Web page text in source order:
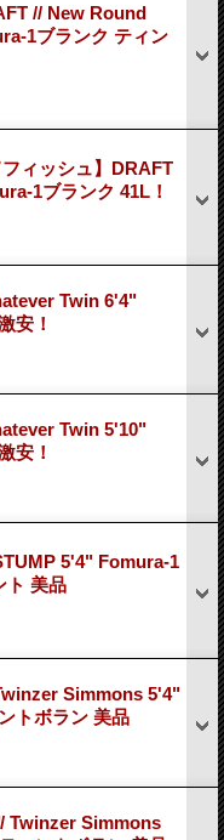
// New Round
1ブランク ティン
フィッシュ】DRAFT
1ブランク 41L！
Twin 6'4"
安！
Twin 5'10"
安！
5'4" Fomura-1
ト 美品
Simmons 5'4"
トボラン 美品
Twinzer Simmons